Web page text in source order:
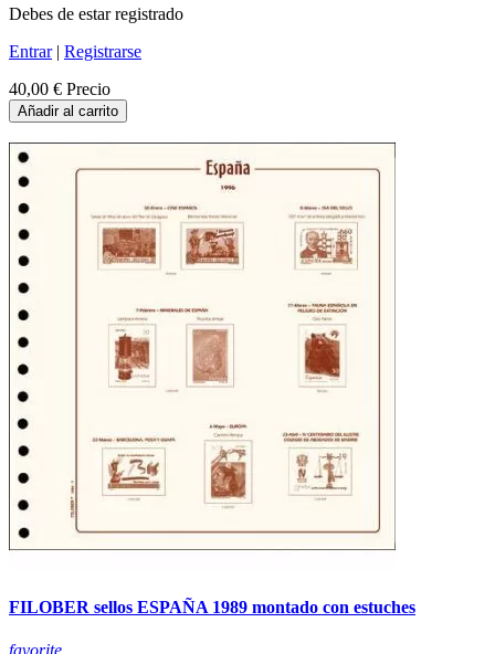
Debes de estar registrado
Entrar| Registrarse
40,00 € Precio
Añadir al carrito
FILOBER sellos ESPAÑA 1989 montado con estuches